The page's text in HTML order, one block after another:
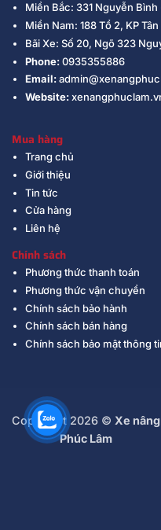
Miền Bắc: 331 Nguyễn Bình
Miền Nam: 188 Tổ 2, KP
Bãi Xe: Số 20, Ngõ 323
Phone:0935355886
Email:
Website:
Mua hàng
Trang chủ
Giới thiệu
Tin tức
Cửa hàng
Liên hệ
Chính sách
Phương thức thanh toán
Phương thức vận chuyển
Chính sách bảo hành
Chính sách bán hàng
Chính sách bảo mật thông
Copyright 2026 © Xe nâng
Phúc Lâm